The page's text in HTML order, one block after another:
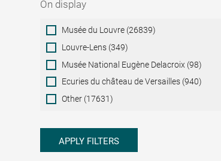
On display
On
display
Musée du Louvre (26839)
Louvre-Lens (349)
Musée National Eugène Delacroix (98)
Ecuries du château de Versailles (940)
Other (17631)
APPLY FILTERS